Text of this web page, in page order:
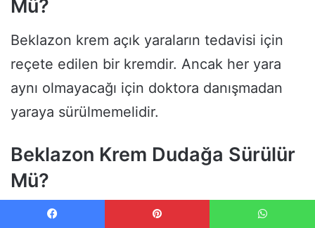
Mü?
Beklazon krem açık yaraların tedavisi için
reçete edilen bir kremdir. Ancak her yara
aynı olmayacağı için doktora danışmadan
yaraya sürülmemelidir.
Beklazon Krem Dudağa Sürülür
Mü?
Beklazon dudakta kullanılmaz. Bu